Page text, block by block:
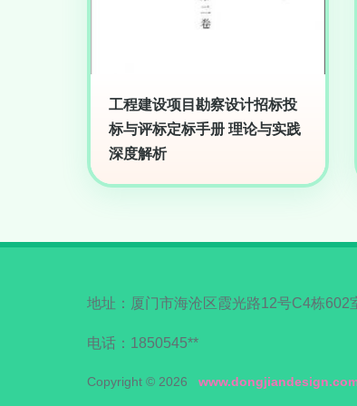
工程建设项目勘察设计招标投
标与评标定标手册 理论与实践
深度解析
地址：厦门市海沧区霞光路12号C4栋602
电话：1850545**
Copyright © 2026